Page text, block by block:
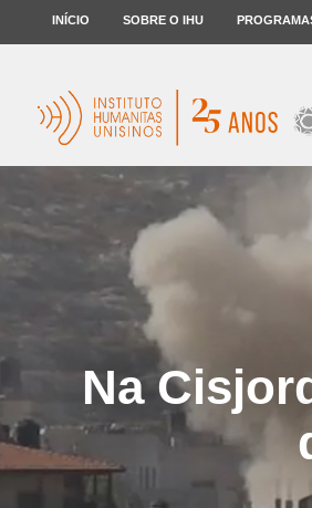
INÍCIO SOBRE O IHU
Na